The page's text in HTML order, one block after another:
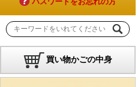
買い物かごの中身